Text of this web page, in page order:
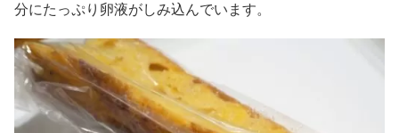
分にたっぷり卵液がしみ込んでいます。